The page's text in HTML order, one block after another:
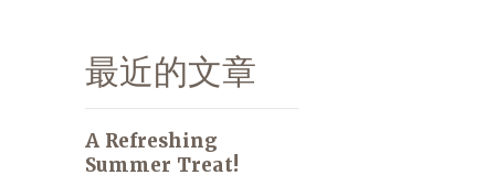
最近的文章
A Refreshing
Summer Treat!